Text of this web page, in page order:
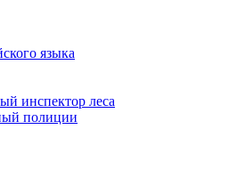
языка
инспектор леса
полиции